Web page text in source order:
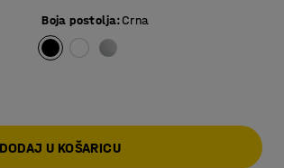
Boja postolja:Crna
DODAJ U KOŠARICU